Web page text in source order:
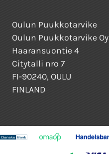
Oulun Puukkotarvike
Oulun Puukkotarvike Oy
Haaransuontie 4
Citytalli nro 7
FI-90240, OULU
FINLAND